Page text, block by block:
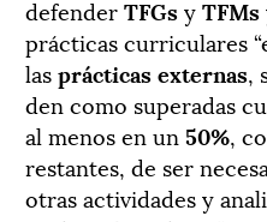
defenderTFGsyTFMs
prácticas curriculares
lasprácticas externas,
den como superadas
al menos en un 50%,
restantes, de ser
otras actividades y